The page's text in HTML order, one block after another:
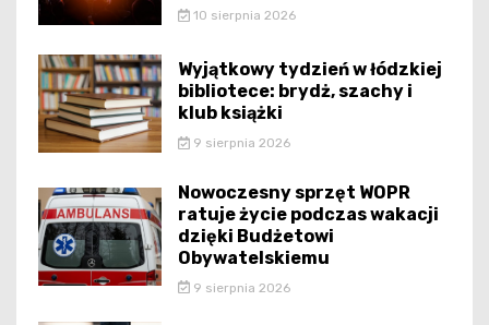
10 sierpnia 2026
Wyjątkowy tydzień w łódzkiej
bibliotece: brydż, szachy i
klub książki
9 sierpnia 2026
Nowoczesny sprzęt WOPR
ratuje życie podczas wakacji
dzięki Budżetowi
Obywatelskiemu
9 sierpnia 2026